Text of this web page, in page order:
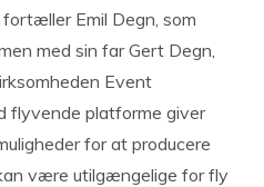
Emil Degn, som
med sin far Gert Degn,
Event
flyvende platforme giver
for at producere
være utilgængelige for fly